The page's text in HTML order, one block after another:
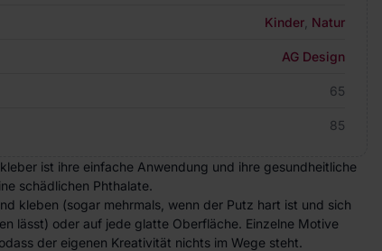
Kinder Natur
AG Design
65
85
ist ihre einfache Anwendung und ihre gesundheitliche
schädlichen Phthalate.
kleben (sogar mehrmals, wenn der Putz hart ist und sich
lässt) oder auf jede glatte Oberfläche. Einzelne Motive
der eigenen Kreativität nichts im Wege steht.